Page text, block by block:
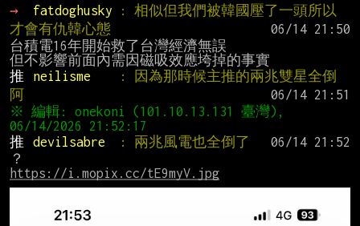
→
fatdoghusky
: 相似但我們被韓國壓了一頭所以
才會有仇韓心態
台積電16年開始救了台灣經濟無誤
推
neilisme
: 因為那時候主推的兩兆雙星全倒
阿
※ 編輯: onekoni (101.10.13.131 臺灣),
推
devilsabre : 兩兆風電也全倒了
https://i.mopix.cc/tE9myV.jpg